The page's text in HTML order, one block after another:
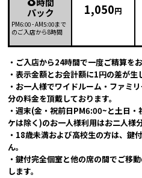
パック
PM6:00-AM5:00まで
のご入店から8時間
1,050円
・ご入店から24時間で一度ご精算を
・表示金額とお会計額に1円の差が生
・お一人様でワイドルーム・ファミ
分の料金を頂戴しております。
・週末(金・祝前日PM6:00~と土日
ケは除く)のお一人様利用はお二人様
・18歳未満および高校生の方は、鍵
ん。
・鍵付完全個室と他の席の間でご移
します。